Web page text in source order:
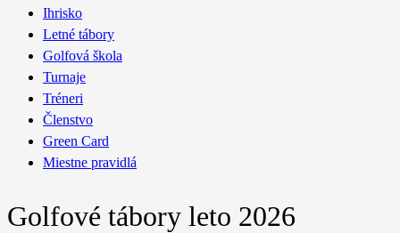
Ihrisko
Letné tábory
Golfová škola
Turnaje
Tréneri
Členstvo
Green Card
Miestne pravidlá
Golfové tábory leto 2026